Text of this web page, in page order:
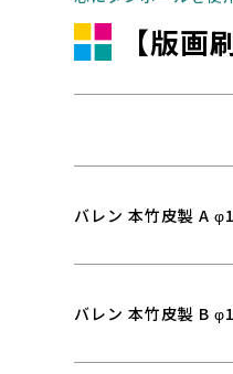
【版
バレン 本竹皮製 A
バレン 本竹皮製 B